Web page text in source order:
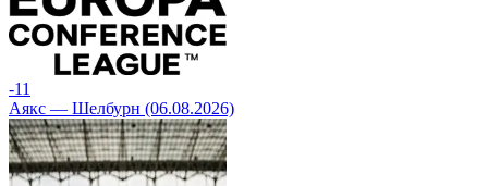
-11
Аякс — Шелбурн (06.08.2026)